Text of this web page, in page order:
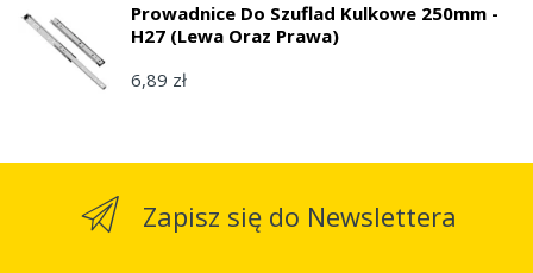
Prowadnice Do Szuflad Kulkowe 250mm -
H27 (lewa Oraz Prawa)
6,89 zł
Zapisz się do Newslettera